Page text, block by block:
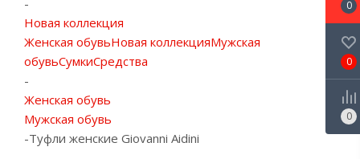
-
Новая коллекция
Женская обувьНовая коллекцияМужская
обувьСумкиСредства
-
Женская обувь
Мужская обувь
-Туфли женские Giovanni Aidini
0
0
0